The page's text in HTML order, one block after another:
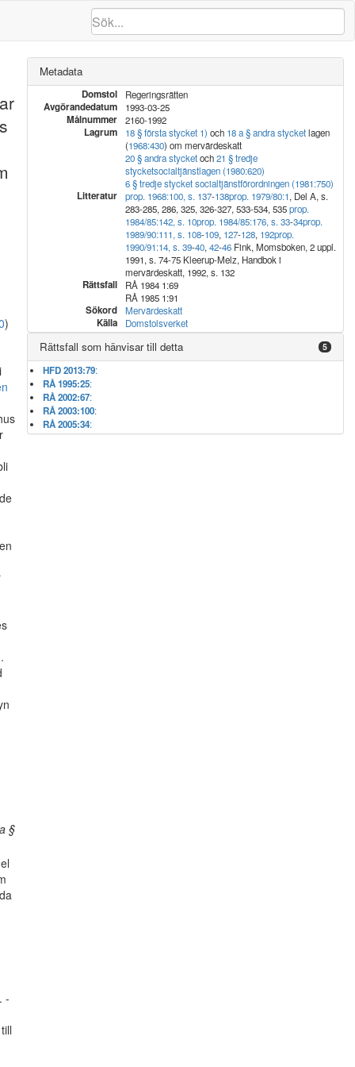
)
§
-
Metadata
Domstol Regeringsrätten
Avgörandedatum 1993-03-25
Målnummer 2160-1992
Lagrum 18 § första stycket 1) och 18 a § andra stycketlagen
(1968:430) om mervärdeskatt
20 § andra stycketoch21 § tredje
stycketsocialtjänstlagen (1980:620)
6 § tredje stycket socialtjänstförordningen (1981:750)
Litteratur prop. 1968:100, s. 137-138prop. 1979/80:1, Del A, s.
283-285, 286, 325, 326-327, 533-534, 535prop.
1984/85:142, s. 10prop. 1984/85:176, s. 33-34prop.
1989/90:111, s. 108-109, 127-128, 192prop.
1990/91:14, s. 39-40, 42-46Fink, Momsboken, 2 uppl.
1991, s. 74-75 Kleerup-Melz, Handbok i
mervärdeskatt, 1992, s. 132
Rättsfall
RÅ 1984 1:69
RÅ 1985 1:91
Sökord Mervärdeskatt
Källa Domstolsverket
Rättsfall som hänvisar till detta 5
HFD 2013:79:
RÅ 1995:25:
RÅ 2002:67:
RÅ 2003:100:
RÅ 2005:34: